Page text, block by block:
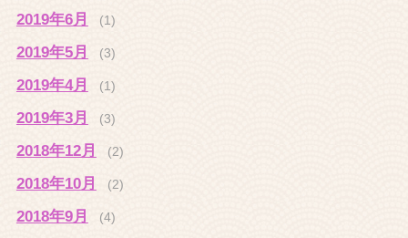
2019年6月 (1)
2019年5月 (3)
2019年4月 (1)
2019年3月 (3)
2018年12月 (2)
2018年10月 (2)
2018年9月 (4)